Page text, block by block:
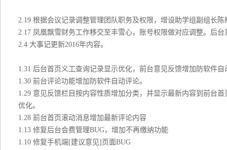
2.19 根据会议记录调整管理团队职务及权限，增设助学组副组长
2.17 凤凰飘雪财务工作移交至丰雪心，账号权限做对应调整。后
2.4 大事记更新2016年内容。
1.31 后台首页义工查询记录显示优化，前台意见反馈增加防软件自
1.30 前台评论功能增加防软件自动评论。
1.29 意见反馈栏目按内容性质增加分类，并显示最新内容到前台
优化。
1.28 前台首页滚动消息增加最新评论内容
1.13 修复后台会费管理BUG，增加不再缴纳功能
1.10 修复手机端[建议意见]页面BUG